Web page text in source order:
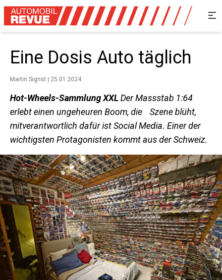
Eine Dosis Auto täglich
Martin Sigrist | 25.01.2024
Hot-Wheels-Sammlung XXLDer Massstab 1:64
erlebt einen ungeheuren Boom, die Szene blüht,
mitverantwortlich dafür ist Social Media. Einer der
wichtigsten Protagonisten kommt aus der Schweiz.